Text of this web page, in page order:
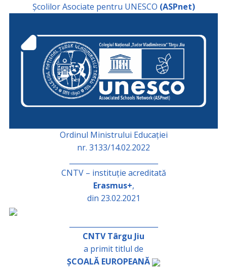
Școlilor Asociate pentru UNESCO (ASPnet)
Ordinul Ministrului Educației
nr. 3133/14.02.2022
CNTV – instituție acreditată
Erasmus+,
din 23.02.2021
CNTV Târgu Jiu
a primit titlul de
ȘCOALĂ EUROPEANĂ